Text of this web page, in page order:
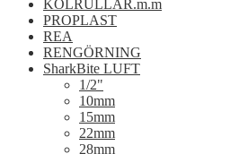
KÖLRULLAR.m.m
PROPLAST
REA
RENGÖRNING
SharkBite LUFT
1/2"
10mm
15mm
22mm
28mm